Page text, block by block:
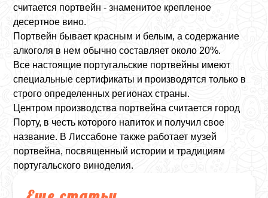
считается портвейн - знаменитое крепленое
десертное вино.
Портвейн бывает красным и белым, а содержание
алкоголя в нем обычно составляет около 20%.
Все настоящие португальские портвейны имеют
специальные сертификаты и производятся только в
строго определенных регионах страны.
Центром производства портвейна считается город
Порту, в честь которого напиток и получил свое
название. В Лиссабоне также работает музей
портвейна, посвященный истории и традициям
португальского виноделия.